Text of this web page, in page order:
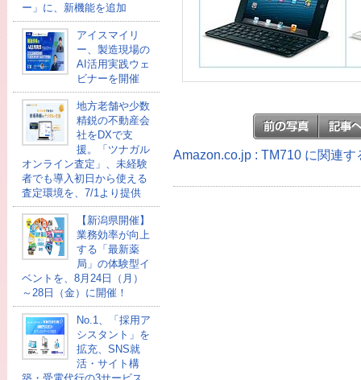
ー」に、新機能を追加
アイスマイリ
ー、製造現場の
AI活用実践ウェ
ビナーを開催
地方老舗や少数
精鋭の不動産会
社をDXで支
援。「ツナガル
オンライン査定」、未経験
者でも導入初日から使える
査定環境を、7/1より提供
【新潟県開催】
業務効率が向上
する「最新薬
局」の体験型イ
ベントを、8月24日（月）
～28日（金）に開催！
No.1、「採用ア
シスタント」を
拡充、SNS就
活・サイト構
Amazon.co.jp : TM710 に関連す